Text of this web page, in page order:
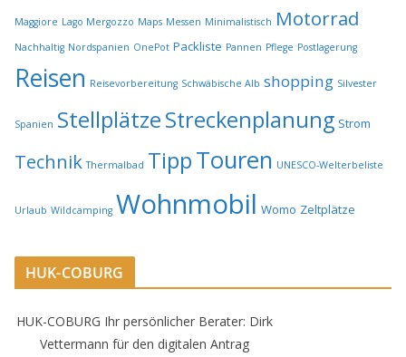
Maggiore Lago Mergozzo Maps Messen Minimalistisch Motorrad
Nachhaltig Nordspanien OnePot Packliste Pannen Pflege Postlagerung
Reisen Reisevorbereitung Schwäbische Alb shopping Silvester
Spanien StellplätzeStreckenplanung Strom
Technik Thermalbad TippTouren UNESCO-Welterbeliste
Urlaub Wildcamping Wohnmobil Womo Zeltplätze
HUK-COBURG
HUK-COBURG Ihr persönlicher Berater: Dirk
Vettermann für den digitalen Antrag